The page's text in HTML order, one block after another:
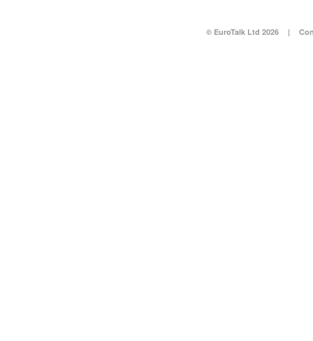
© EuroTalk Ltd 2026 |